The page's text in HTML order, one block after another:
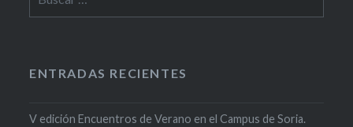
ENTRADAS RECIENTES
V edición Encuentros de Verano en el Campus de Soria.